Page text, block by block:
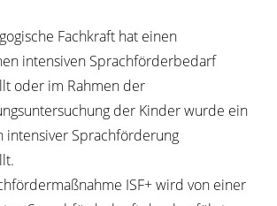
Fachkraft hat einen
intensiven Sprachförderbedarf
oder im Rahmen der
der Kinder wurde ein
intensiver Sprachförderung
ISF+ wird von einer